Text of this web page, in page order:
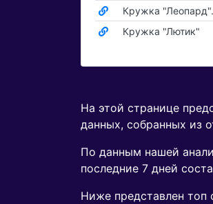
Кружка "Леопард".
Кружка "Лютик"
На этой странице
данных, собранных из
По данным нашей
последние 7 дней
Ниже представлен топ